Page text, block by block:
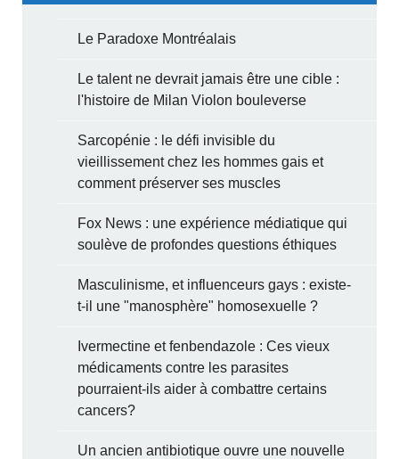
Le Paradoxe Montréalais
Le talent ne devrait jamais être une cible :
l'histoire de Milan Violon bouleverse
Sarcopénie : le défi invisible du
vieillissement chez les hommes gais et
comment préserver ses muscles
Fox News : une expérience médiatique qui
soulève de profondes questions éthiques
Masculinisme, et influenceurs gays : existe-
t-il une "manosphère" homosexuelle ?
Ivermectine et fenbendazole : Ces vieux
médicaments contre les parasites
pourraient-ils aider à combattre certains
cancers?
Un ancien antibiotique ouvre une nouvelle